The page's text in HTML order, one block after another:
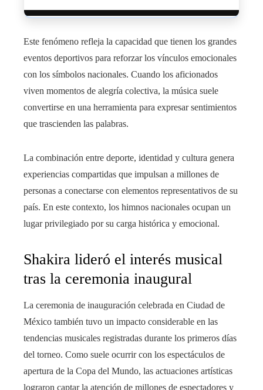
Este fenómeno refleja la capacidad que tienen los grandes
eventos deportivos para reforzar los vínculos emocionales
con los símbolos nacionales. Cuando los aficionados
viven momentos de alegría colectiva, la música suele
convertirse en una herramienta para expresar sentimientos
que trascienden las palabras.
La combinación entre deporte, identidad y cultura genera
experiencias compartidas que impulsan a millones de
personas a conectarse con elementos representativos de su
país. En este contexto, los himnos nacionales ocupan un
lugar privilegiado por su carga histórica y emocional.
Shakira lideró el interés musical
tras la ceremonia inaugural
La ceremonia de inauguración celebrada en Ciudad de
México también tuvo un impacto considerable en las
tendencias musicales registradas durante los primeros días
del torneo. Como suele ocurrir con los espectáculos de
apertura de la Copa del Mundo, las actuaciones artísticas
lograron captar la atención de millones de espectadores y